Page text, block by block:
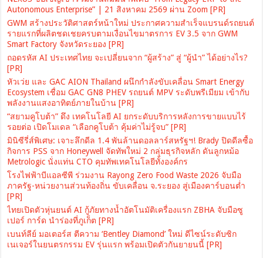
Autonomous Enterprise” | 21 สิงหาคม 2569 ผ่าน Zoom [PR]
GWM สร้างประวัติศาสตร์หน้าใหม่ ประกาศความสำเร็จแบรนด์รถยนต์
รายแรกที่ผลิตชดเชยครบตามเงื่อนไขมาตรการ EV 3.5 จาก GWM
Smart Factory จังหวัดระยอง [PR]
ถอดรหัส AI ประเทศไทย จะเปลี่ยนจาก “ผู้สร้าง” สู่ “ผู้นำ” ได้อย่างไร?
[PR]
หัวเว่ย และ GAC AION Thailand ผนึกกำลังขับเคลื่อน Smart Energy
Ecosystem เชื่อม GAC GN8 PHEV รถยนต์ MPV ระดับพรีเมียม เข้ากับ
พลังงานแสงอาทิตย์ภายในบ้าน [PR]
“สยามคูโบต้า” ดึง เทคโนโลยี AI ยกระดับบริการหลังการขายแบบไร้
รอยต่อ เปิดโมเดล “เลือกคูโบต้า คุ้มค่าไม่รู้จบ” [PR]
มินิซีรี่ส์พิเศษ: เจาะลึกดีล 1.4 พันล้านดอลลาร์สหรัฐฯ! Brady ปิดดีลซื้อ
กิจการ PSS จาก Honeywell จัดทัพใหม่ 2 กลุ่มธุรกิจหลัก ดันลูกหม้อ
Metrologic นั่งแท่น CTO คุมทัพเทคโนโลยีทั้งองค์กร
โรงไฟฟ้าบีแอลซีพี ร่วมงาน Rayong Zero Food Waste 2026 จับมือ
ภาครัฐ-หน่วยงานส่วนท้องถิ่น ขับเคลื่อน จ.ระยอง สู่เมืองคาร์บอนต่ำ
[PR]
ไทยเปิดตัวหุ่นยนต์ AI กู้ภัยทางน้ำอัตโนมัติเครื่องแรก ZBHA จับมือซู
เปอร์ การ์ด นำร่องที่ภูเก็ต [PR]
เบนท์ลีย์ มอเตอร์ส ตีความ ‘Bentley Diamond’ ใหม่ ดีไซน์ระดับซิก
เนเจอร์ในยนตรกรรม EV รุ่นแรก พร้อมเปิดตัวกันยายนนี้ [PR]